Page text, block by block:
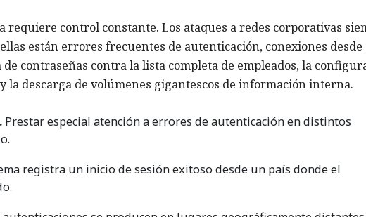
requiere control constante. Los ataques a redes corporativas
están errores frecuentes de autenticación, conexiones desde
contraseñas contra la lista completa de empleados, la
la descarga de volúmenes gigantescos de información interna.
Prestar especial atención a errores de autenticación en distintos
registra un inicio de sesión exitoso desde un país donde el